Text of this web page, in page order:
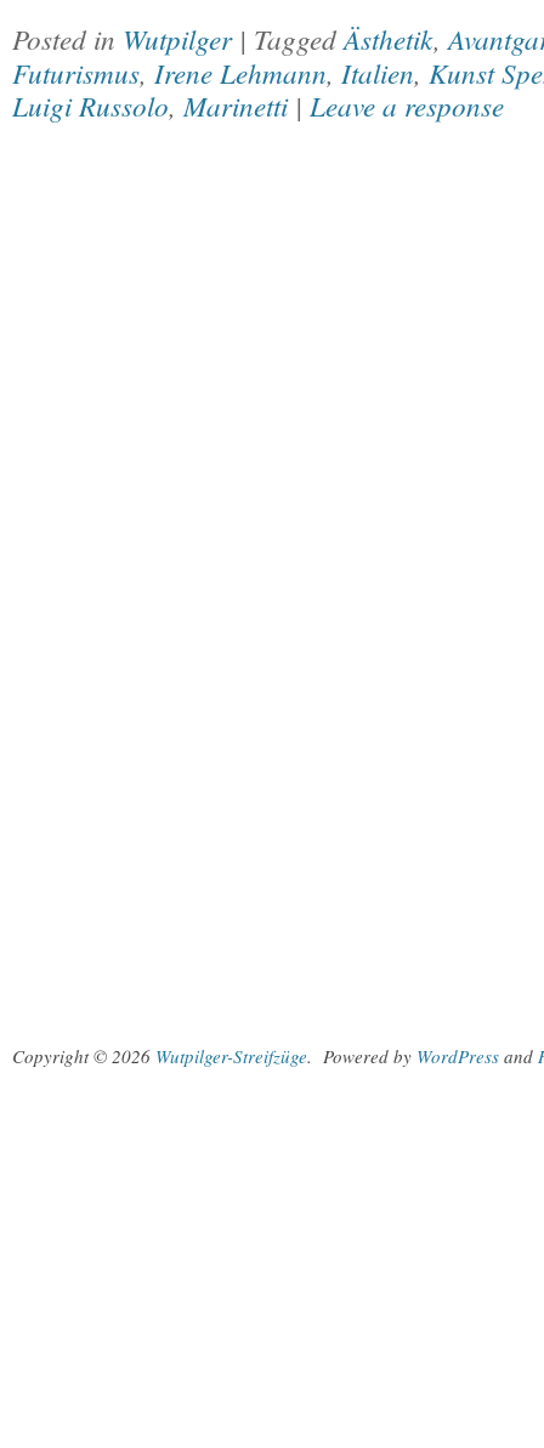
Posted in Wutpilger | TaggedÄsthetik,
Futurismus, Irene Lehmann, Italien, Kunst
Luigi Russolo, Marinetti| Leave a response
Copyright © 2026 Wutpilger-Streifzüge. Powered by WordPress and